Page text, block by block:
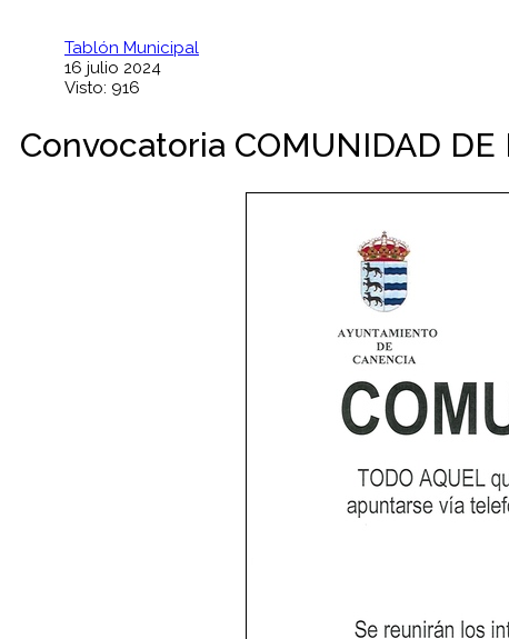
Tablón Municipal
16 julio 2024
Visto: 916
Convocatoria COMUNIDAD